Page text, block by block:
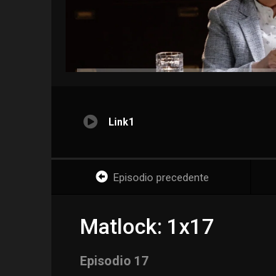
Link1
Episodio precedente
Matlock: 1x17
Episodio 17